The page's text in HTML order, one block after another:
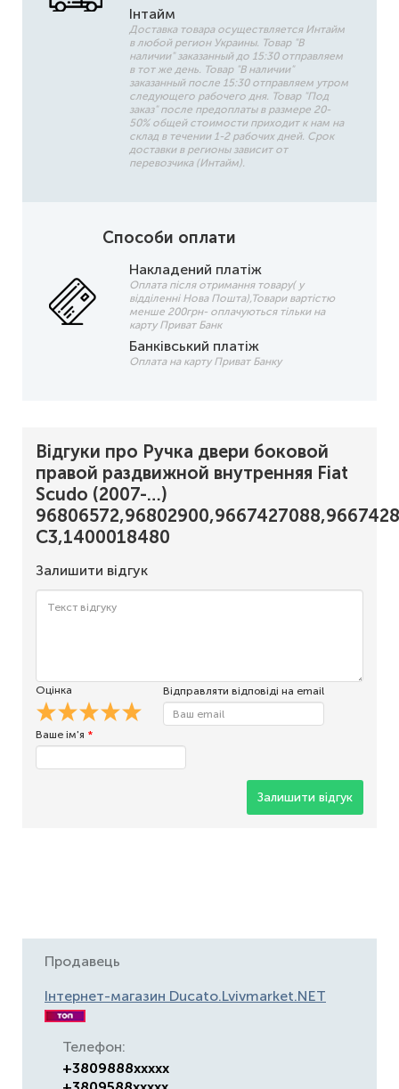
Інтайм
Доставка товара осуществляется Интайм
в любой регион Украины. Товар "В
наличии" заказанный до 15:30 отправляем
в тот же день. Товар "В наличии"
заказанный после 15:30 отправляем утром
следующего рабочего дня. Товар "Под
заказ" после предоплаты в размере 20-
50% общей стоимости приходит к нам на
склад в течении 1-2 рабочих дней. Срок
доставки в регионы зависит от
перевозчика (Интайм).
Способи оплати
Накладений платіж
Оплата після отримання товару( у
відділенні Нова Пошта),Товари вартістю
менше 200грн- оплачуються тільки на
карту Приват Банк
Банківський платіж
Оплата на карту Приват Банку
Відгуки про Ручка двери боковой
правой раздвижной внутренняя Fiat
Scudo (2007-…)
C3,1400018480
Залишити відгук
Оцінка Відправляти відповіді на email
Ваше ім'я *
Залишити відгук
Продавець
Інтернет-магазин Ducato.Lvivmarket.NET
Телефон:
+3809888xxxxx